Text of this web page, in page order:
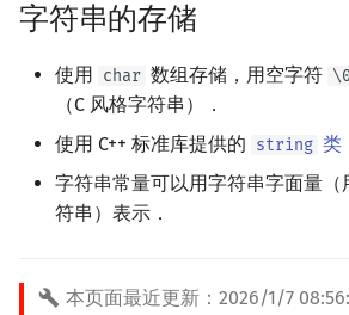
字符串的存储
使用 char 数组存储，用空字符 \0
（C 风格字符串）．
使用 C++ 标准库提供的 string 类
字符串常量可以用字符串字面量
符串）表示．
本页面最近更新： 2026/1/7